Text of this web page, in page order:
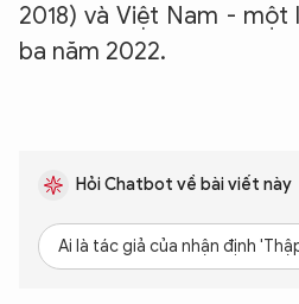
2018) và Việt Nam -
ba năm 2022.
Hỏi Chatbot về bài viết này
Ai là tác giả của nhận định